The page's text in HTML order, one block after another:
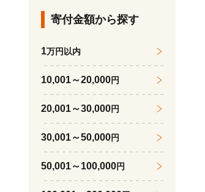
寄付金額から探す
1万円以内
10,001～20,000円
20,001～30,000円
30,001～50,000円
50,001～100,000円